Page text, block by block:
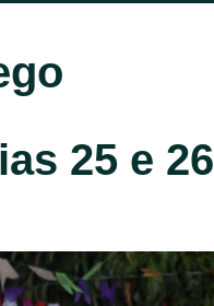
25 e 26